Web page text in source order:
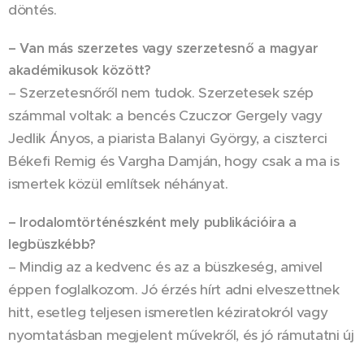
döntés.
– Van más szerzetes vagy szerzetesnő a magyar
akadémikusok között?
– Szerzetesnőről nem tudok. Szerzetesek szép
számmal voltak: a bencés Czuczor Gergely vagy
Jedlik Ányos, a piarista Balanyi György, a ciszterci
Békefi Remig és Vargha Damján, hogy csak a ma is
ismertek közül említsek néhányat.
– Irodalomtörténészként mely publikációira a
legbüszkébb?
– Mindig az a kedvenc és az a büszkeség, amivel
éppen foglalkozom. Jó érzés hírt adni elveszettnek
hitt, esetleg teljesen ismeretlen kéziratokról vagy
nyomtatásban megjelent művekről, és jó rámutatni új